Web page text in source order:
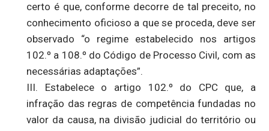
certo é que, conforme decorre de tal preceito, no
conhecimento oficioso a que se proceda, deve ser
observado “o regime estabelecido nos artigos
102.º a 108.º do Código de Processo Civil, com as
necessárias adaptações”.
III. Estabelece o artigo 102.º do CPC que, a
infração das regras de competência fundadas no
valor da causa, na divisão judicial do território ou